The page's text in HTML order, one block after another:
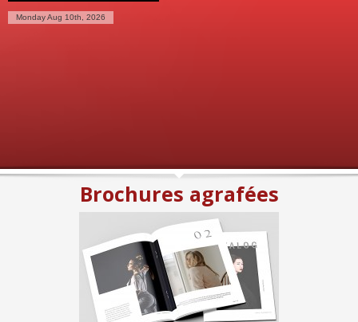
Monday Aug 10th, 2026
Brochures agrafées